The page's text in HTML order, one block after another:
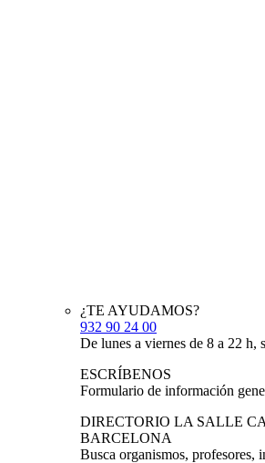
¿TE AYUDAMOS?
932 90 24 00
De lunes a viernes de 8 a 22 h,
ESCRÍBENOS
Formulario de información
DIRECTORIO LA SALLE
BARCELONA
Busca organismos, profesores,